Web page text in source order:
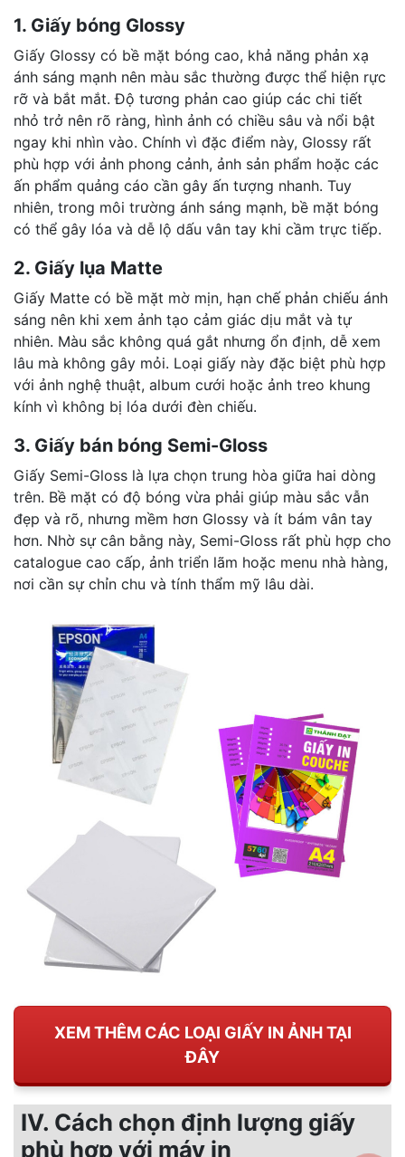
1. Giấy bóng Glossy
Giấy Glossy có bề mặt bóng cao, khả năng phản xạ
ánh sáng mạnh nên màu sắc thường được thể hiện rực
rỡ và bắt mắt. Độ tương phản cao giúp các chi tiết
nhỏ trở nên rõ ràng, hình ảnh có chiều sâu và nổi bật
ngay khi nhìn vào. Chính vì đặc điểm này, Glossy rất
phù hợp với ảnh phong cảnh, ảnh sản phẩm hoặc các
ấn phẩm quảng cáo cần gây ấn tượng nhanh. Tuy
nhiên, trong môi trường ánh sáng mạnh, bề mặt bóng
có thể gây lóa và dễ lộ dấu vân tay khi cầm trực tiếp.
2. Giấy lụa Matte
Giấy Matte có bề mặt mờ mịn, hạn chế phản chiếu ánh
sáng nên khi xem ảnh tạo cảm giác dịu mắt và tự
nhiên. Màu sắc không quá gắt nhưng ổn định, dễ xem
lâu mà không gây mỏi. Loại giấy này đặc biệt phù hợp
với ảnh nghệ thuật, album cưới hoặc ảnh treo khung
kính vì không bị lóa dưới đèn chiếu.
3. Giấy bán bóng Semi-Gloss
Giấy Semi-Gloss là lựa chọn trung hòa giữa hai dòng
trên. Bề mặt có độ bóng vừa phải giúp màu sắc vẫn
đẹp và rõ, nhưng mềm hơn Glossy và ít bám vân tay
hơn. Nhờ sự cân bằng này, Semi-Gloss rất phù hợp cho
catalogue cao cấp, ảnh triển lãm hoặc menu nhà hàng,
nơi cần sự chỉn chu và tính thẩm mỹ lâu dài.
XEM THÊM CÁC LOẠI GIẤY IN ẢNH TẠI
ĐÂY
IV. Cách chọn định lượng giấy
phù hợp với máy in